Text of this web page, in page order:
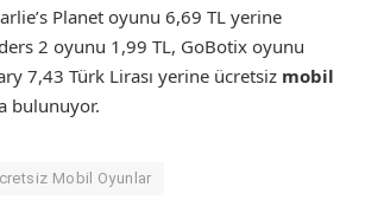
Planet oyunu 6,69 TL yerine
2 oyunu 1,99 TL, GoBotix oyunu
7,43 Türk Lirası yerine ücretsiz mobil
bulunuyor.
Mobil Oyunlar